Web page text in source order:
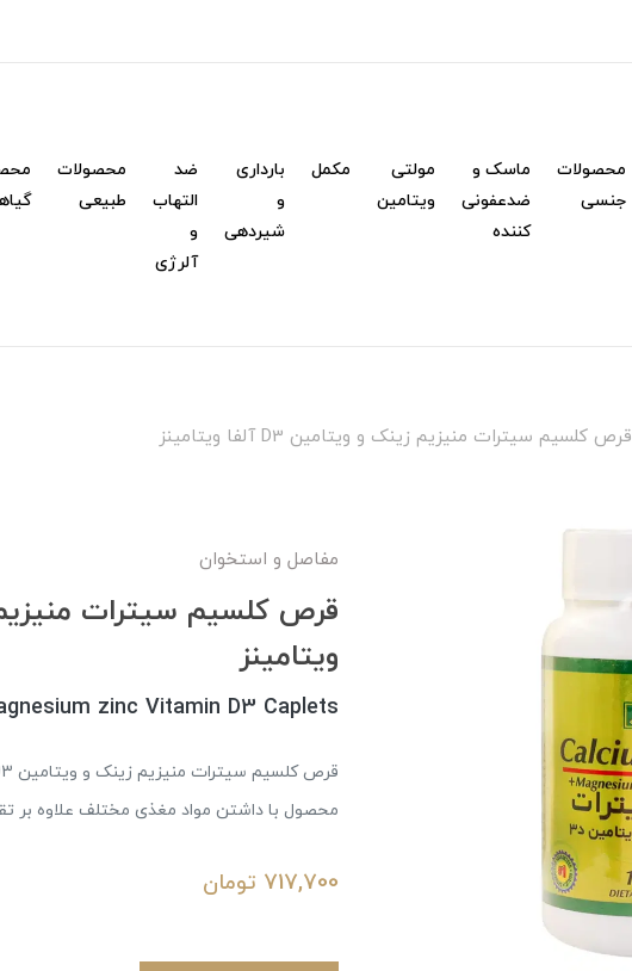
محصولات
جنسی
ماسک و
ضدعفونی
کننده
مولتی
ویتامین
مکمل
بارداری
و
شیردهی
ضد
التهاب
و
آلرژی
محصولات
طبیعی
قرص کلسیم سیترات منیزیم زینک و ویتامین D3 آلفا ویتامینز
مفاصل و استخوان
ویتامینز
zinc Vitamin D3 Caplets
محصول با داشتن مواد مغذی مختلف علاوه بر
717,700 تومان